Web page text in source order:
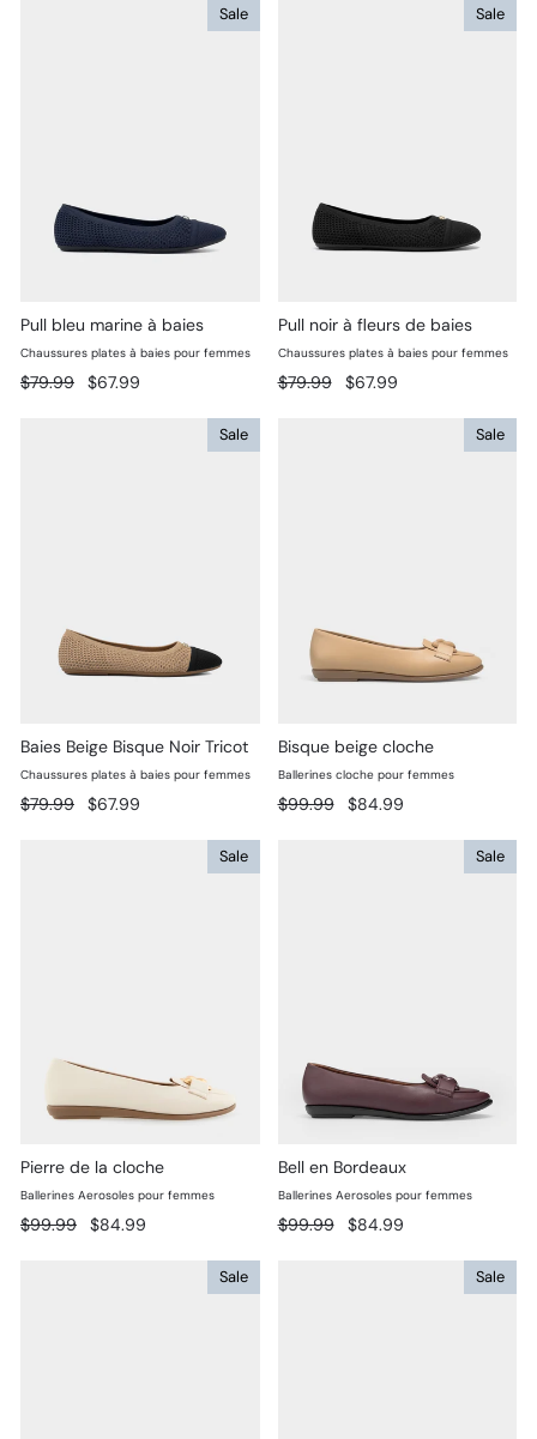
Sale
Pull bleu marine à baies
Chaussures plates à baies pour femmes
Prix
$79.99
Prix
$67.99
Sale
Pull noir à fleurs de baies
Chaussures plates à baies pour femmes
Prix
$79.99
Prix
$67.99
Sale
Baies Beige Bisque Noir Tricot
Chaussures plates à baies pour femmes
Prix
$79.99
Prix
$67.99
Sale
Bisque beige cloche
Ballerines cloche pour femmes
Prix
$99.99
Prix
$84.99
Sale
Pierre de la cloche
Ballerines Aerosoles pour femmes
Prix
$99.99
Prix
$84.99
Sale
Bell en Bordeaux
Ballerines Aerosoles pour femmes
Prix
$99.99
Prix
$84.99
Sale Sale